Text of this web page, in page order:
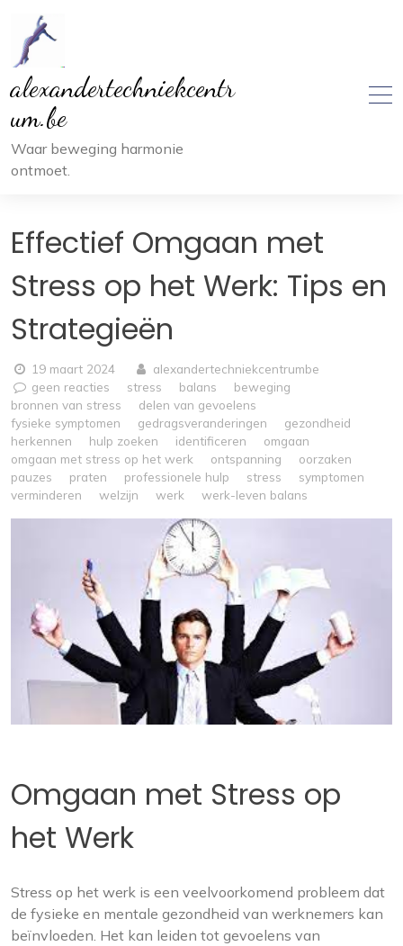
inhoud
alexandertechniekcentr
um.be
Waar beweging harmonie
ontmoet.
Effectief Omgaan met
Stress op het Werk: Tips en
Strategieën
19 maart 2024
alexandertechniekcentrumbe
geen reacties
stress balans
beweging
bronnen van stress
delen van gevoelens
fysieke symptomen
gedragsveranderingen
gezondheid
herkennen
hulp zoeken identificeren
omgaan
omgaan met stress op het werk
ontspanning
oorzaken
pauzes
praten professionele hulp stress
symptomen
verminderen
welzijn werk werk-leven balans
Omgaan met Stress op
het Werk
Stress op het werk is een veelvoorkomend probleem dat
de fysieke en mentale gezondheid van werknemers kan
beïnvloeden. Het kan leiden tot gevoelens van